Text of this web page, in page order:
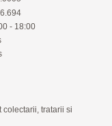
- 18:00
tratarii si